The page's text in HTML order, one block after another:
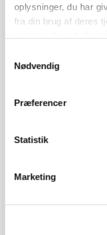
oplysninger, du har
fra din brug af deres
Nødvendig
Præferencer
Statistik
Marketing
»Nu stopper I«:
protestgruppe vil
Folketinget
kan den ændre din